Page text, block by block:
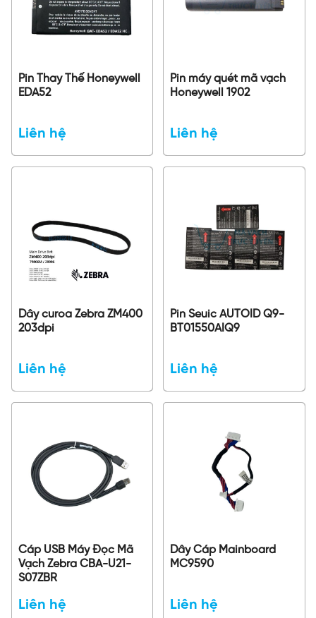
Pin Thay Thế Honeywell
EDA52
Liên hệ
Pin máy quét mã vạch
Honeywell 1902
Liên hệ
Dây curoa Zebra ZM400
203dpi
Liên hệ
Pin Seuic AUTOID Q9-
BT01550AIQ9
Liên hệ
Cáp USB Máy Đọc Mã
Vạch Zebra CBA-U21-
S07ZBR
Liên hệ
Dây Cáp Mainboard
MC9590
Liên hệ